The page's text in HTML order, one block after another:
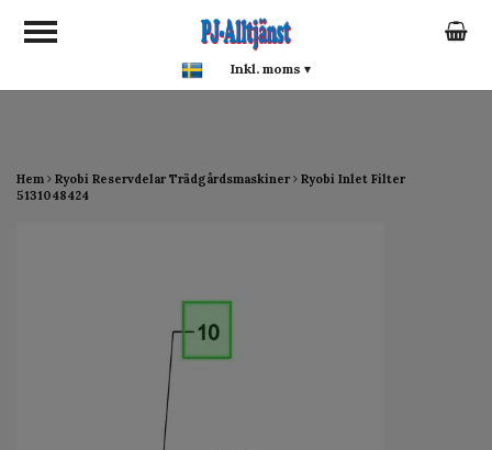
google-site-verification:
google0142a1f5f0015a93.html
Hem Ryobi Reservdelar Trädgårdsmaskiner
Ryobi Inlet Filter
5131048424
Inkl. moms ▾